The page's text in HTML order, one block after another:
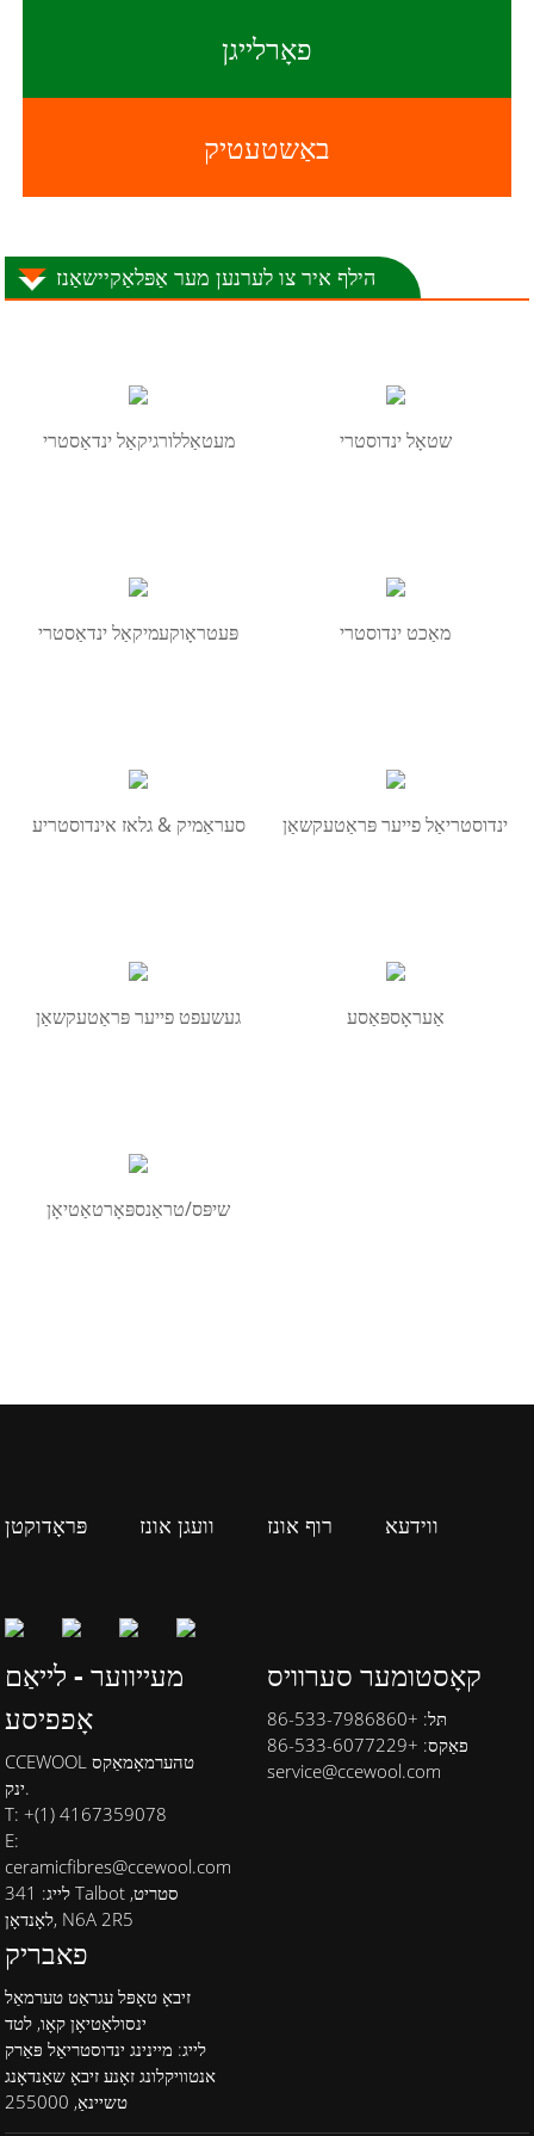
פאָרלייגן
באַשטעטיק
הילף איר צו לערנען מער אַפּלאַקיישאַנז
מעטאַללורגיקאַל ינדאַסטרי שטאָל ינדוסטרי
פּעטראָוקעמיקאַל ינדאַסטרי מאַכט ינדוסטרי
סעראַמיק & גלאז אינדוסטריע ינדוסטריאַל פייער פּראַטעקשאַן
געשעפט פייער פּראַטעקשאַן אַעראָספּאַסע
שיפּס/טראַנספּאָרטאַטיאָן
פּראָדוקטן וועגן אונז רוף אונז ווידעא
מעייווער - לייאַם
אָפפיסע
CCEWOOL טהערמאָמאַקס
ינק.
T: +(1) 4167359078
E:
ceramicfibres@ccewool.com
לייג: 341 Talbot סטריט,
לאָנדאָן, N6A 2R5
קאָסטומער סערוויס
תּל: +86-533-7986860
פאַקס: +86-533-6077229
service@ccewool.com
פאבריק
זיבאָ טאָפּל עגראַט טערמאַל
ינסולאַטיאָן קאָו, לטד
לייג: מיינינג ינדוסטריאַל פּאַרק
אנטוויקלונג זאָנע זיבאָ שאַנדאָנג
טשיינאַ, 255000